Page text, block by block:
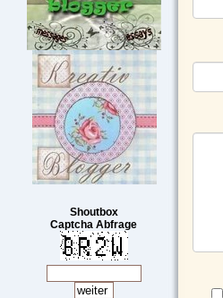
Shoutbox
Captcha Abfrage